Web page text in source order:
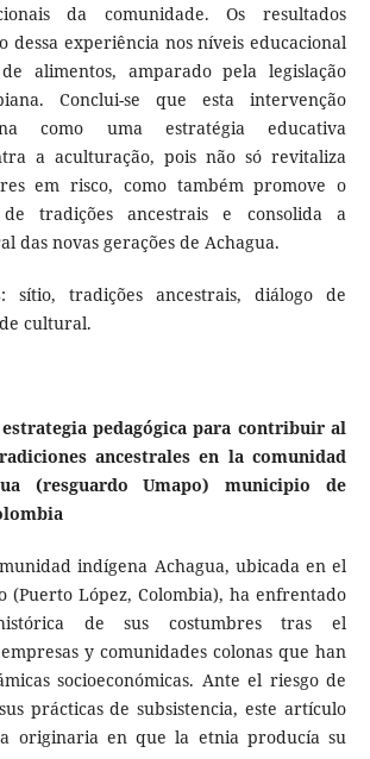
da comunidade. Os resultados
dessa experiência nos níveis educacional
alimentos, amparado pela legislação
Conclui-se que esta intervenção
como uma estratégia educativa
a aculturação, pois não só revitaliza
em risco, como também promove o
tradições ancestrais e consolida a
das novas gerações de Achagua.
: sítio, tradições ancestrais, diálogo de
cultural.
pedagógica para contribuir al
ancestrales en la comunidad
(resguardo Umapo) municipio de
indígena Achagua, ubicada en el
(Puerto López, Colombia), ha enfrentado
de sus costumbres tras el
y comunidades colonas que han
socioeconómicas. Ante el riesgo de
prácticas de subsistencia, este artículo
originaria en que la etnia producía su